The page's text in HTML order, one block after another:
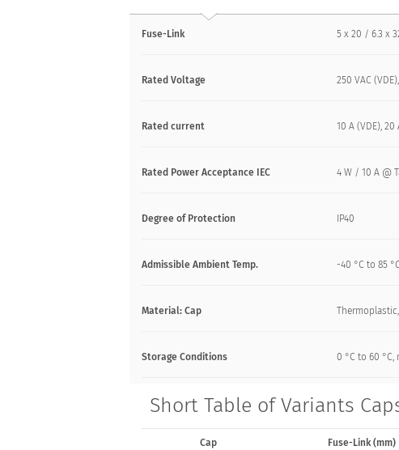
Fuse-Link 5 x 20 / 6.3 x
Rated Voltage 250 VAC
Rated current 10 A (VDE), 20
Rated Power Acceptance IEC 4 W / 10 A @
Degree of Protection IP40
Admissible Ambient Temp. -40 °C to 85 °C
Material: Cap
Storage Conditions 0 °C to 60 °C,
Short Table of Variants
Cap Fuse-Link (mm)